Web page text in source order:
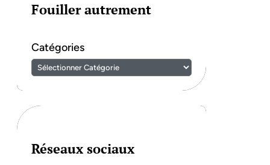
Fouiller autrement
Catégories
Réseaux sociaux